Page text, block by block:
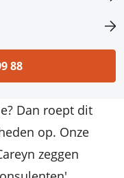
Dan roept dit
op. Onze
zeggen
88